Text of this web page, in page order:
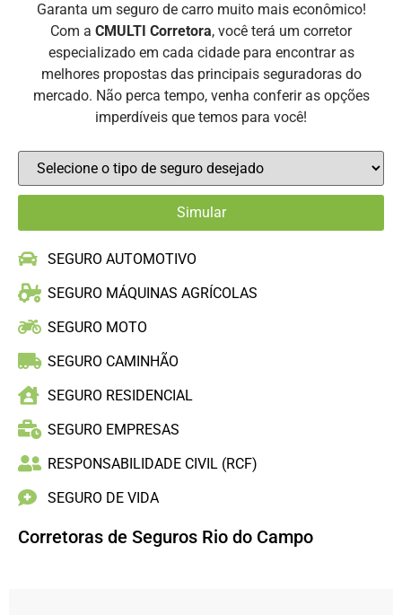
Garanta um seguro de carro muito mais econômico!
Com a CMULTI Corretora, você terá um corretor
especializado em cada cidade para encontrar as
melhores propostas das principais seguradoras do
mercado. Não perca tempo, venha conferir as opções
imperdíveis que temos para você!
SEGURO AUTOMOTIVO
SEGURO MÁQUINAS AGRÍCOLAS
SEGURO MOTO
SEGURO CAMINHÃO
SEGURO RESIDENCIAL
SEGURO EMPRESAS
RESPONSABILIDADE CIVIL (RCF)
SEGURO DE VIDA
Corretoras de Seguros Rio do Campo